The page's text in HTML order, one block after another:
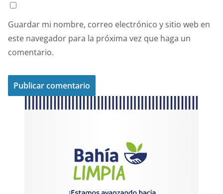
Guardar mi nombre, correo electrónico y sitio web en
este navegador para la próxima vez que haga un
comentario.